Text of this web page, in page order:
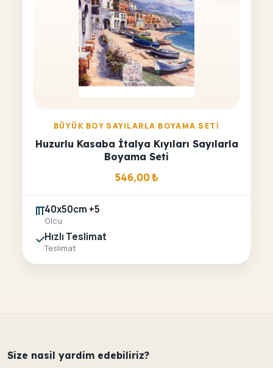
BÜYÜK BOY SAYILARLA BOYAMA SETI
Huzurlu Kasaba İtalya Kıyıları Sayılarla
Boyama Seti
546,00₺
40x50cm +5
Olcu
Hızlı Teslimat
Teslimat
Size nasil yardim edebiliriz?